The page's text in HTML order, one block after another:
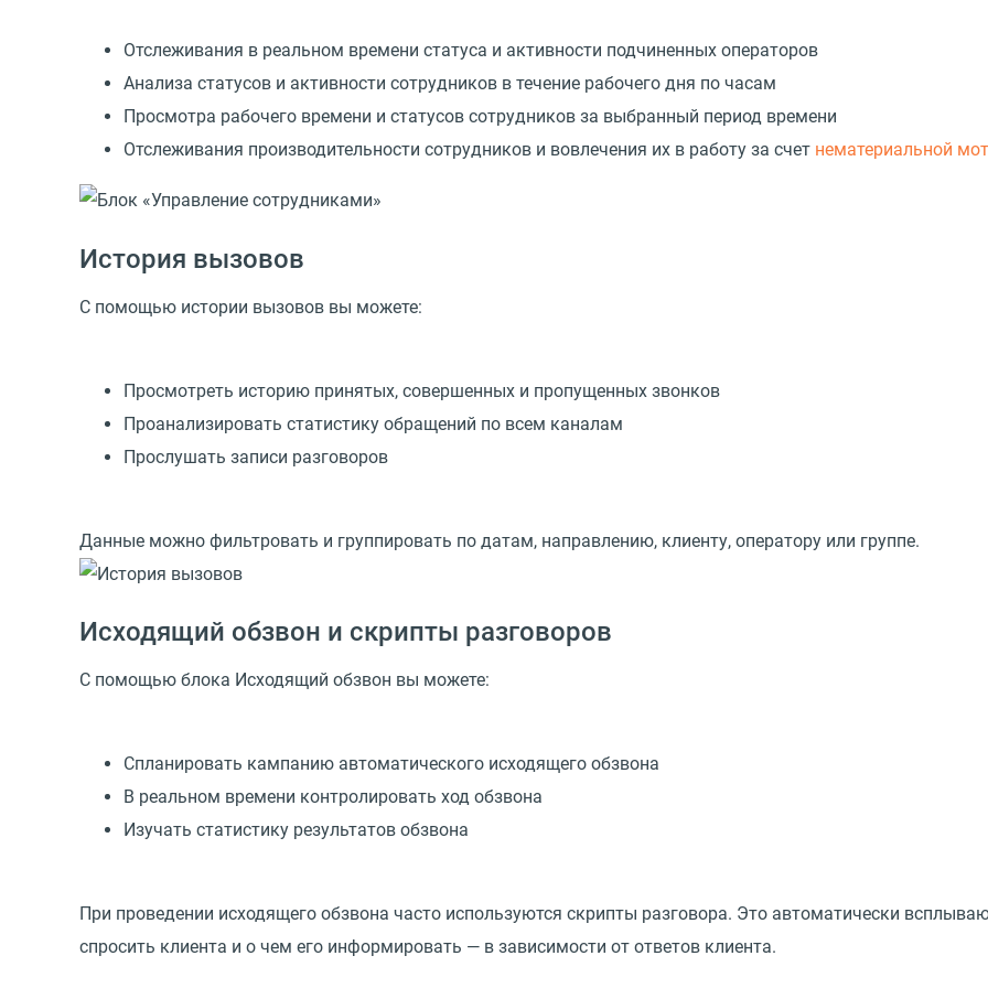
Отслеживания в реальном времени статуса и активности подчиненных операторов
Анализа статусов и активности сотрудников в течение рабочего дня по часам
Просмотра рабочего времени и статусов сотрудников за выбранный период времени
Отслеживания производительности сотрудников и вовлечения их в работу за счет нематериальной
История вызовов
С помощью истории вызовов вы можете:
Просмотреть историю принятых, совершенных и пропущенных звонков
Проанализировать статистику обращений по всем каналам
Прослушать записи разговоров
Данные можно фильтровать и группировать по датам, направлению, клиенту, оператору или группе.
Исходящий обзвон и скрипты разговоров
С помощью блока Исходящий обзвон вы можете:
Спланировать кампанию автоматического исходящего обзвона
В реальном времени контролировать ход обзвона
Изучать статистику результатов обзвона
При проведении исходящего обзвона часто используются скрипты разговора. Это автоматически
спросить клиента и о чем его информировать — в зависимости от ответов клиента.